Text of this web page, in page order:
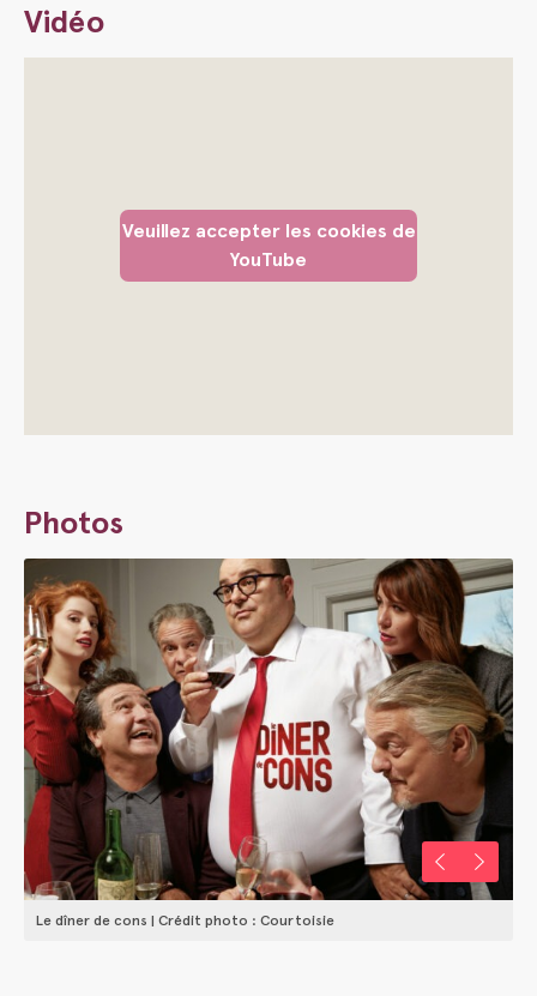
Vidéo
Veuillez accepter les cookies de
YouTube
Photos
Le dîner de cons | Crédit photo : Courtoisie